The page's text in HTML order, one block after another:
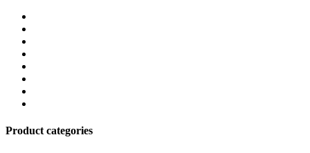
Product categories